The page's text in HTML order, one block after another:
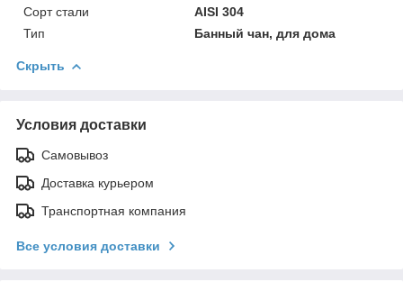
Сорт стали
AISI 304
Тип
Банный чан, для дома
Скрыть
Условия доставки
Самовывоз
Доставка курьером
Транспортная компания
Все условия доставки